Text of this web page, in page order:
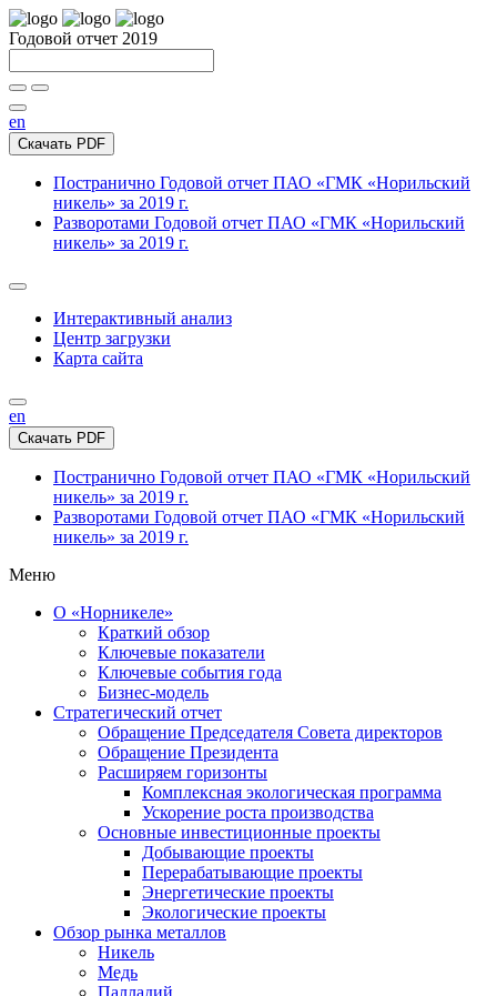
Годовой отчет 2019
en
Скачать PDF
Постранично Годовой отчет ПАО «ГМК «Норильский
никель» за 2019 г.
Разворотами Годовой отчет ПАО «ГМК «Норильский
никель» за 2019 г.
Интерактивный анализ
Центр загрузки
Карта сайта
en
Скачать PDF
Постранично Годовой отчет ПАО «ГМК «Норильский
никель» за 2019 г.
Разворотами Годовой отчет ПАО «ГМК «Норильский
никель» за 2019 г.
Меню
О «Норникеле»
Краткий обзор
Ключевые показатели
Ключевые события года
Бизнес-модель
Стратегический отчет
Обращение Председателя Совета директоров
Обращение Президента
Расширяем горизонты
Комплексная экологическая программа
Ускорение роста производства
Основные инвестиционные проекты
Добывающие проекты
Перерабатывающие проекты
Энергетические проекты
Экологические проекты
Обзор рынка металлов
Никель
Медь
Палладий